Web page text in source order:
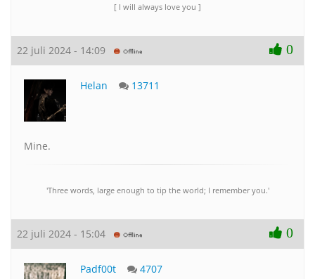
[ I will always love you ]
22 juli 2024 - 14:09 0
Helan 13711
Mine.
'Three words, large enough to tip the world; I remember you.'
22 juli 2024 - 15:04 0
Padf00t 4707